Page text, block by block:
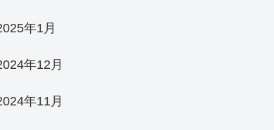
年1月
年12月
年11月